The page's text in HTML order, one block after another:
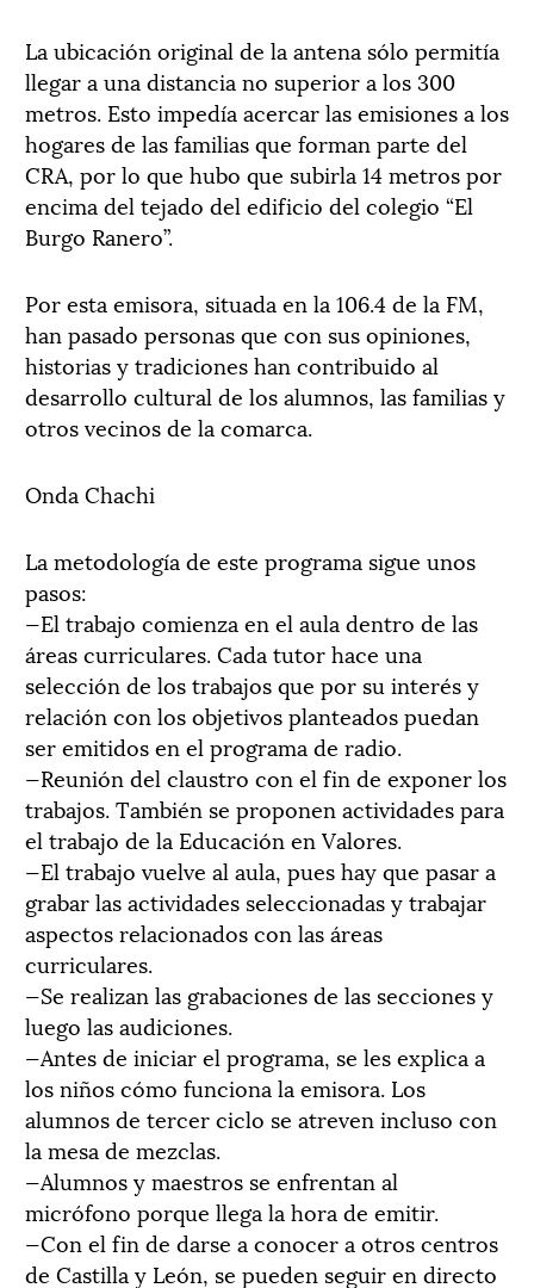
La ubicación original de la antena sólo permitía
llegar a una distancia no superior a los 300
metros. Esto impedía acercar las emisiones a los
hogares de las familias que forman parte del
CRA, por lo que hubo que subirla 14 metros por
encima del tejado del edificio del colegio “El
Burgo Ranero”.
Por esta emisora, situada en la 106.4 de la FM,
han pasado personas que con sus opiniones,
historias y tradiciones han contribuido al
desarrollo cultural de los alumnos, las familias y
otros vecinos de la comarca.
Onda Chachi
La metodología de este programa sigue unos
pasos:
—El trabajo comienza en el aula dentro de las
áreas curriculares. Cada tutor hace una
selección de los trabajos que por su interés y
relación con los objetivos planteados puedan
ser emitidos en el programa de radio.
—Reunión del claustro con el fin de exponer los
trabajos. También se proponen actividades para
el trabajo de la Educación en Valores.
—El trabajo vuelve al aula, pues hay que pasar a
grabar las actividades seleccionadas y trabajar
aspectos relacionados con las áreas
curriculares.
—Se realizan las grabaciones de las secciones y
luego las audiciones.
—Antes de iniciar el programa, se les explica a
los niños cómo funciona la emisora. Los
alumnos de tercer ciclo se atreven incluso con
la mesa de mezclas.
—Alumnos y maestros se enfrentan al
micrófono porque llega la hora de emitir.
—Con el fin de darse a conocer a otros centros
de Castilla y León, se pueden seguir en directo